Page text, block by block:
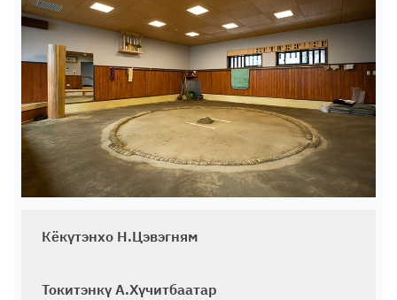
Кёкүтэнхо Н.Цэвэгням
Токитэнкү А.Хүчитбаатар